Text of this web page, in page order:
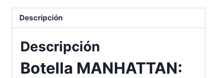
Descripción
Descripción
Botella MANHATTAN: